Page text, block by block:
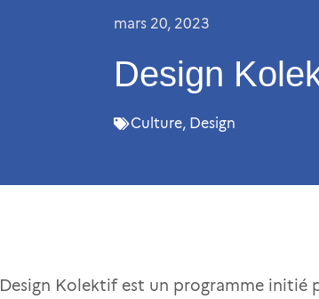
mars 20, 2023
Design
Culture, Design
Design Kolektif est un programme initié